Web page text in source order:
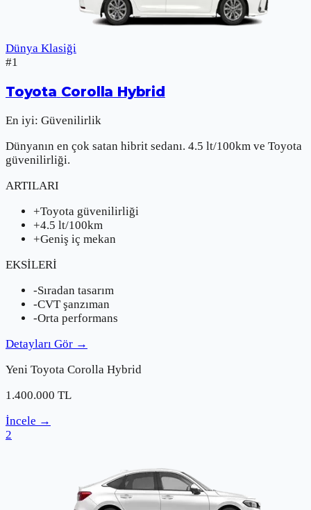
Dünya Klasiği
#1
Toyota Corolla Hybrid
En iyi: Güvenilirlik
Dünyanın en çok satan hibrit sedanı. 4.5 lt/100km ve Toyota
güvenilirliği.
ARTILARI
+Toyota güvenilirliği
+4.5 lt/100km
+Geniş iç mekan
EKSİLERİ
-Sıradan tasarım
-CVT şanzıman
-Orta performans
Detayları Gör →
Yeni Toyota Corolla Hybrid
1.400.000 TL
İncele →
2